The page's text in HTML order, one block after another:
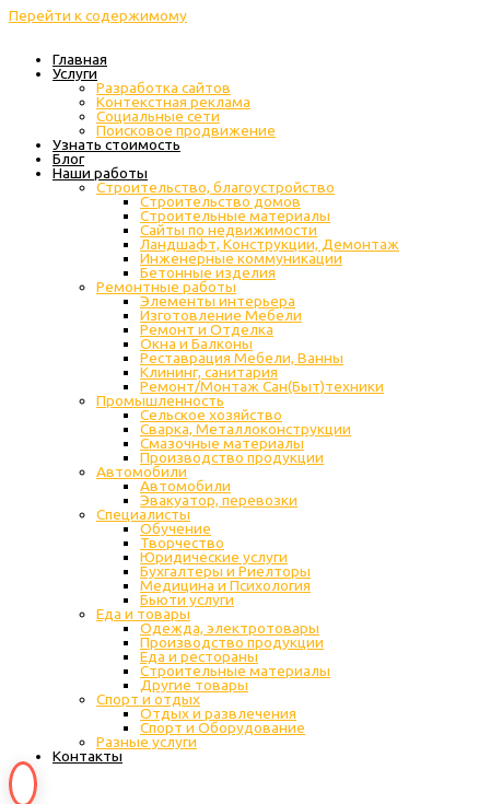
Перейти к содержимому
Главная
Услуги
Разработка сайтов
Контекстная реклама
Социальные сети
Поисковое продвижение
Узнать стоимость
Блог
Наши работы
Строительство, благоустройство
Строительство домов
Строительные материалы
Сайты по недвижимости
Ландшафт, Конструкции, Демонтаж
Инженерные коммуникации
Бетонные изделия
Ремонтные работы
Элементы интерьера
Изготовление Мебели
Ремонт и Отделка
Окна и Балконы
Реставрация Мебели, Ванны
Клининг, санитария
Ремонт/Монтаж Сан(Быт)техники
Промышленность
Cельское хозяйство
Сварка, Металлоконструкции
Cмазочные материалы
Производство продукции
Автомобили
Автомобили
Эвакуатор, перевозки
Специалисты
Обучение
Творчество
Юридические услуги
Бухгалтеры и Риелторы
Медицина и Психология
Бьюти услуги
Еда и товары
Одежда, электротовары
Производство продукции
Еда и рестораны
Строительные материалы
Другие товары
Спорт и отдых
Отдых и развлечения
Спорт и Оборудование
Разные услуги
Контакты